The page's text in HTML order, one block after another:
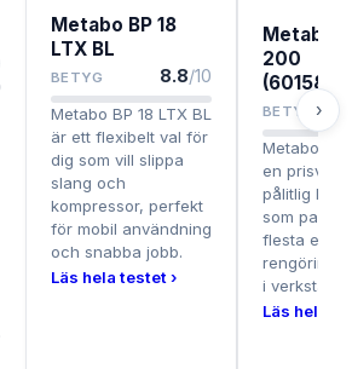
Metabo BP 18
LTX BL
BETYG 8.8/10
Metabo BP 18 LTX BL
är ett flexibelt val för
dig som vill slippa
slang och
kompressor, perfekt
för mobil användning
och snabba jobb.
Läs hela testet ›
Metabo
200
BETYG
Metabo BP
en
pålitlig
som
flesta
i
Läs hela
›